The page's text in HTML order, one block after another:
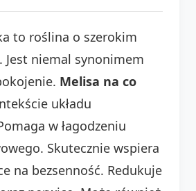
to roślina o szerokim
Jest niemal synonimem
Melisa na co
układu
w łagodzeniu
Skutecznie wspiera
na bezsenność. Redukuje